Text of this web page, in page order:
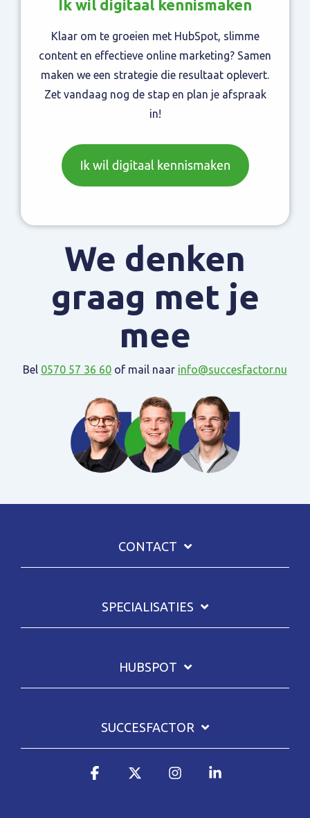
Ik wil digitaal kennismaken
Klaar om te groeien met HubSpot, slimme
content en effectieve online marketing? Samen
maken we een strategie die resultaat oplevert.
Zet vandaag nog de stap en plan je afspraak
in!
We denken
graag met je
mee
Bel 0570 57 36 60 of mail naar info@succesfactor.nu
CONTACT
SPECIALISATIES
HUBSPOT
SUCCESFACTOR
Facebook Instagram